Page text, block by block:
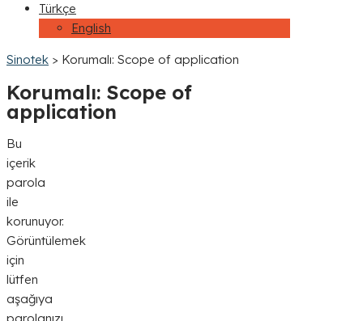
Türkçe
English
Sinotek > Korumalı: Scope of application
Korumalı: Scope of
application
Bu
içerik
parola
ile
korunuyor.
Görüntülemek
için
lütfen
aşağıya